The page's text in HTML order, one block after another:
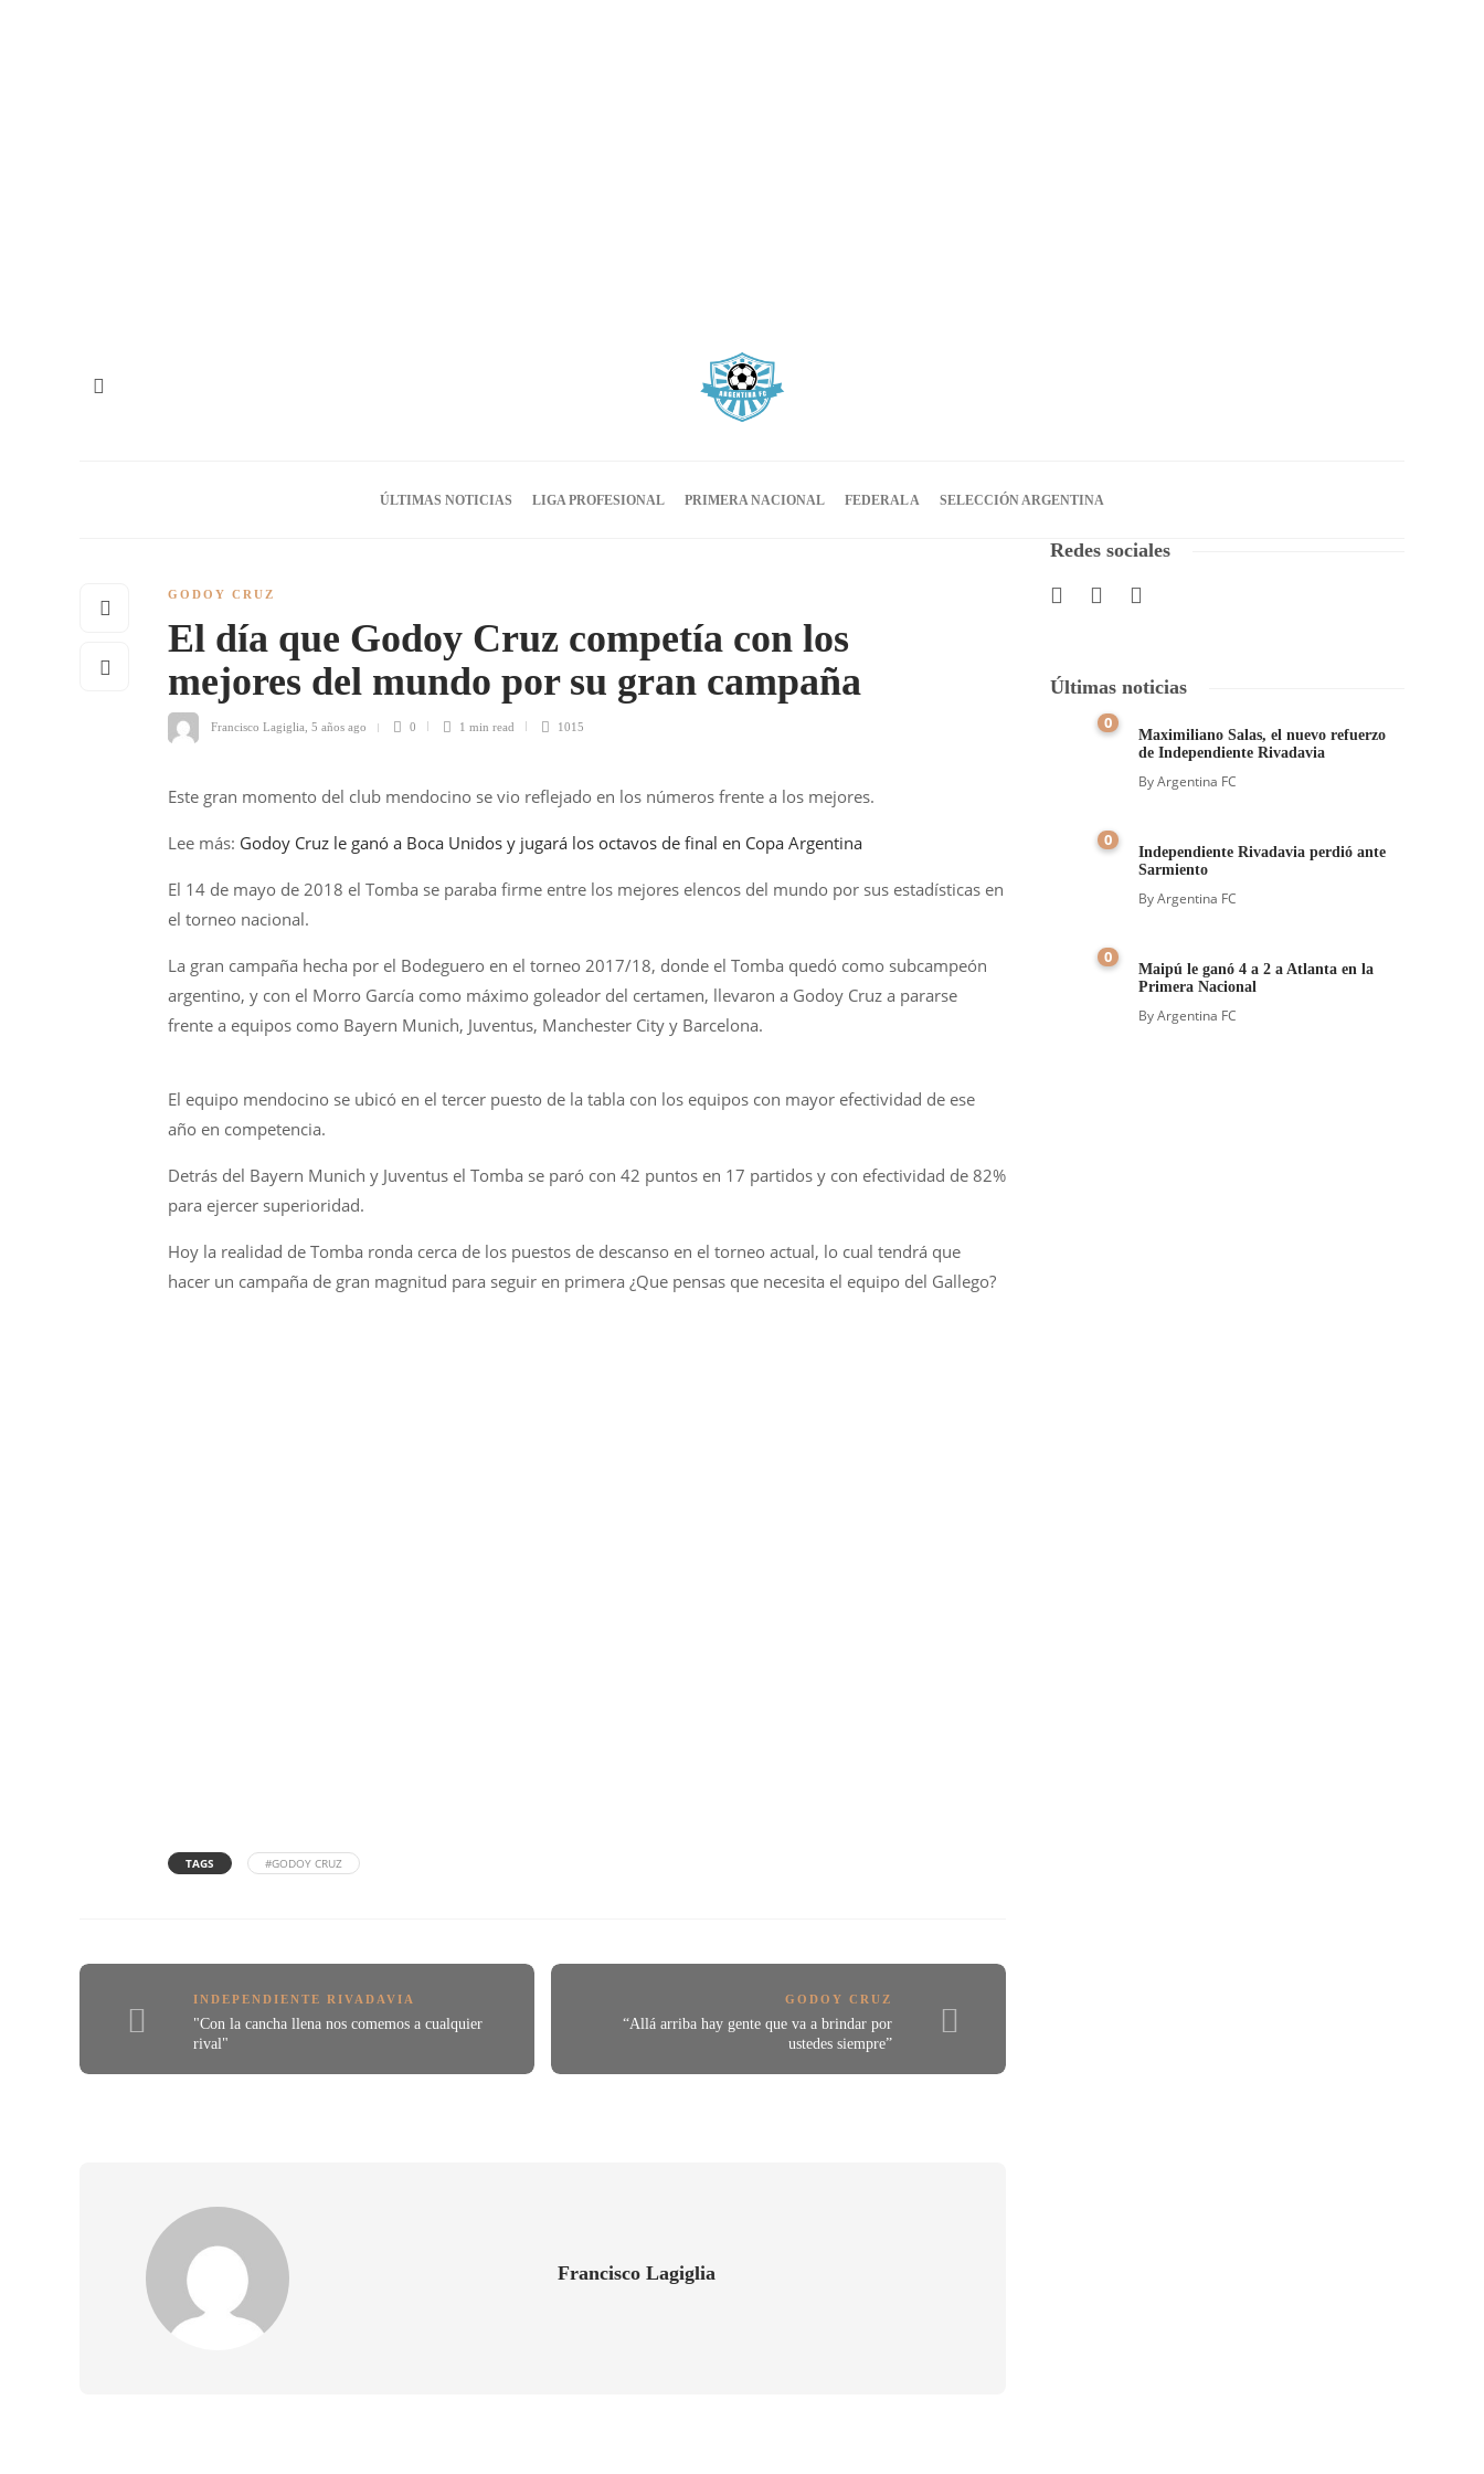
ÚLTIMAS NOTICIAS LIGA PROFESIONAL PRIMERA NACIONAL FEDERAL A SELECCIÓN ARGENTINA
GODOY CRUZ
El día que Godoy Cruz competía con los
mejores del mundo por su gran campaña
Francisco Lagiglia 5 años ago 0 1 min read 1015
Este gran momento del club mendocino se vio reflejado en los números frente a los mejores.
Lee más: Godoy Cruz le ganó a Boca Unidos y jugará los octavos de final en Copa Argentina
El 14 de mayo de 2018 el Tomba se paraba firme entre los mejores elencos del mundo por sus estadísticas en
el torneo nacional.
La gran campaña hecha por el Bodeguero en el torneo 2017/18, donde el Tomba quedó como subcampeón
argentino, y con el Morro García como máximo goleador del certamen, llevaron a Godoy Cruz a pararse
frente a equipos como Bayern Munich, Juventus, Manchester City y Barcelona.
El equipo mendocino se ubicó en el tercer puesto de la tabla con los equipos con mayor efectividad de ese
año en competencia.
Detrás del Bayern Munich y Juventus el Tomba se paró con 42 puntos en 17 partidos y con efectividad de 82%
para ejercer superioridad.
Hoy la realidad de Tomba ronda cerca de los puestos de descanso en el torneo actual, lo cual tendrá que
hacer un campaña de gran magnitud para seguir en primera ¿Que pensas que necesita el equipo del Gallego?
TAGS #GODOY CRUZ
INDEPENDIENTE RIVADAVIA
"Con la cancha llena nos comemos a cualquier
rival"
GODOY CRUZ
“Allá arriba hay gente que va a brindar por
ustedes siempre”
Francisco Lagiglia
Redes sociales
Últimas noticias
0
Maximiliano Salas, el nuevo refuerzo
de Independiente Rivadavia
ByArgentina FC
0
Independiente Rivadavia perdió ante
Sarmiento
ByArgentina FC
0
Maipú le ganó 4 a 2 a Atlanta en la
Primera Nacional
ByArgentina FC